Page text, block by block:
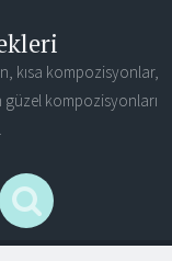
kısa kompozisyonlar,
güzel kompozisyonları
Links
Search